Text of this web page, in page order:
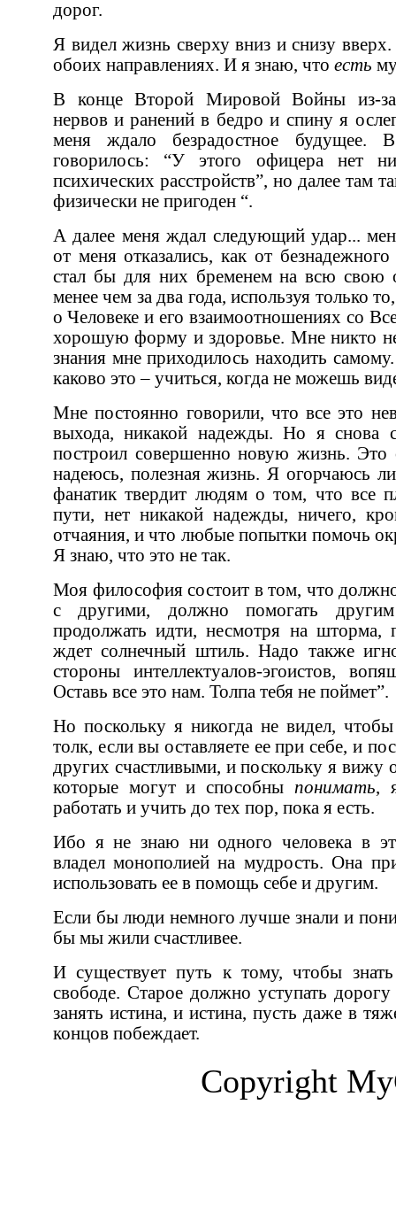
дорог.
Я видел жизнь сверху вниз и снизу вверх. Я знаю, как она выглядит в
обоих направлениях. И я знаю, что есть
В конце Второй Мировой Войны из-за повреждения зрительных
нервов и ранений в бедро и спину я ослеп и стал хромым, и впереди
меня ждало безрадостное будущее. В моем
говорилось: “У этого офицера нет никаких невротических или
психических расстройств”, но далее там также говорилось “постоянно
физически не пригоден “.
А далее меня ждал следующий удар... меня покинула семья, и друзья
от меня отказались, как от безнадежного калеки, который, вероятно,
стал бы для них бременем на всю свою оставшуюся жизнь. Однако
менее чем за два года, используя только то, что знал и мог открыть сам
о Человеке и его взаимоотношениях со Вселенной, я вернул себе назад
хорошую форму и здоровье. Мне никто не помогал; все необходимые
знания мне приходилось находить самому. И я мог бы вам рассказать,
каково это – учиться,
Мне постоянно говорили, что все это невозможно, что нет никакого
выхода, никакой надежды. Но я снова смог видеть и ходить, и я
построил совершенно новую жизнь. Это счастливая, деятельная и, я
надеюсь, полезная жизнь. Я огорчаюсь лишь тогда, когда слышу, как
фанатик твердит людям о том, что все плохо, и нигде
пути, нет никакой надежды, ничего, кроме уныния, однообразия и
отчаяния, и что любые попытки помочь окружающим - это лицемерие.
Я знаю, что это не так.
Моя философия состоит в том, что должно делиться своей мудростью
с другими, должно помогать другим помогать себе, должно
продолжать идти, несмотря на шторма, потому что впереди всегда
ждет солнечный штиль. Надо также игнорировать освистывание со
стороны интеллектуалов-эгоистов, вопящих: “Не открывай тайну.
Оставь все это нам. Толпа тебя не поймет”.
Но поскольку я никогда не видел, чтобы от мудрости был какой-то
толк, если вы оставляете ее при себе, и поскольку мне нравится видеть
других счастливыми, и поскольку я вижу огромное количество людей,
которые могут и способны понимать,
работать и учить до тех пор, пока я есть.
Ибо я не знаю ни одного человека в этой вселенной, который бы
владел монополией на мудрость.
использовать ее в помощь себе и другим.
Если бы люди немного лучше знали и понимали окружающий мир, все
бы мы жили счастливее.
И существует путь к тому, чтобы знать его, и существует путь к
свободе. Старое должно уступать дорогу новому, место лжи должна
занять истина, и истина, пусть даже в тяжелой борьбе, всегда в конце
концов побеждает.
Copyright